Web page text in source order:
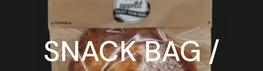
SNACK BAG /